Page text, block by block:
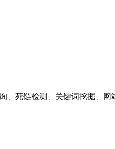
死链检测、关键词挖掘、网